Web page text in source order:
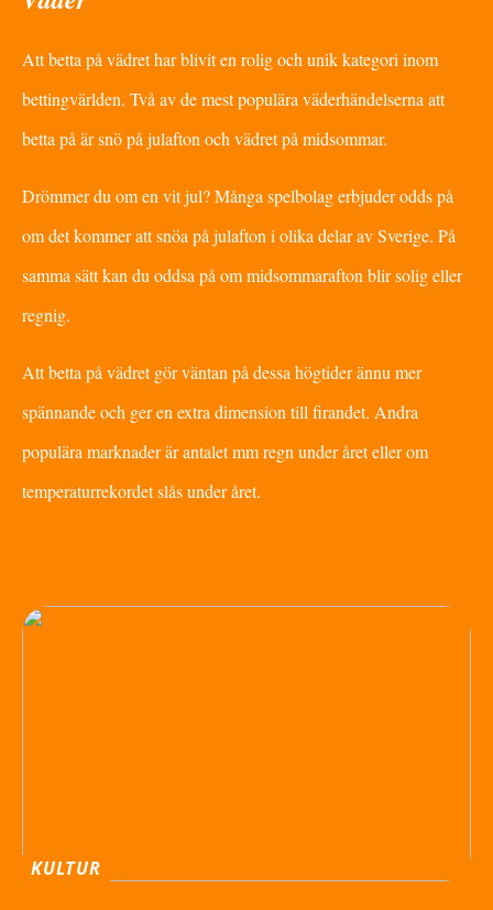
Att betta på vädret har blivit en rolig och unik kategori inom
bettingvärlden. Två av de mest populära väderhändelserna att
betta på är snö på julafton och vädret på midsommar.
Drömmer du om en vit jul? Många spelbolag erbjuder odds på
om det kommer att snöa på julafton i olika delar av Sverige. På
samma sätt kan du oddsa på om midsommarafton blir solig eller
regnig.
Att betta på vädret gör väntan på dessa högtider ännu mer
spännande och ger en extra dimension till firandet. Andra
populära marknader är antalet mm regn under året eller om
temperaturrekordet slås under året.
KULTUR